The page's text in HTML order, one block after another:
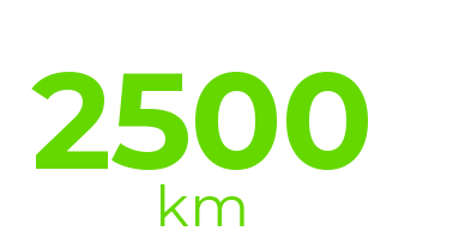
2500
km